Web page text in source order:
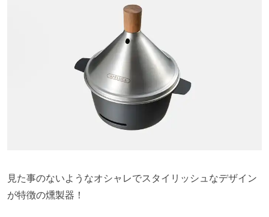
見た事のないようなオシャレでスタイリッシュなデザイン
が特徴の燻製器！